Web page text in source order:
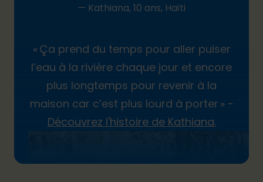
— Kathiana, 10 ans, Haïti
« Ça prend du temps pour aller puiser
l’eau à la rivière chaque jour et encore
plus longtemps pour revenir à la
maison car c’est plus lourd à porter » -
Découvrez l'histoire de Kathiana.